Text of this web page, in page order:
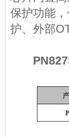
保护功能
护、外部
PN8275